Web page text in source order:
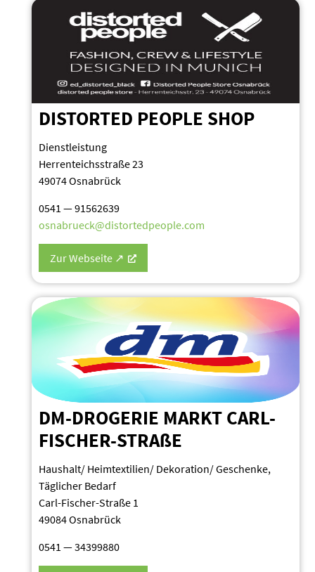
DISTORTED PEOPLE SHOP
Dienst­leistung
Herren­teichs­straße 23
49074 Osnabrück
0541 — 91562639
osnabrueck@distortedpeople.com
Zur Webseite ↗
DM-DROGERIE MARKT CARL-
FISCHER-STRAßE
Haushalt/ Heimtextilien/ Dekoration/ Geschenke,
Täglicher Bedarf
Carl-Fischer-Straße 1
49084 Osnabrück
0541 — 34399880